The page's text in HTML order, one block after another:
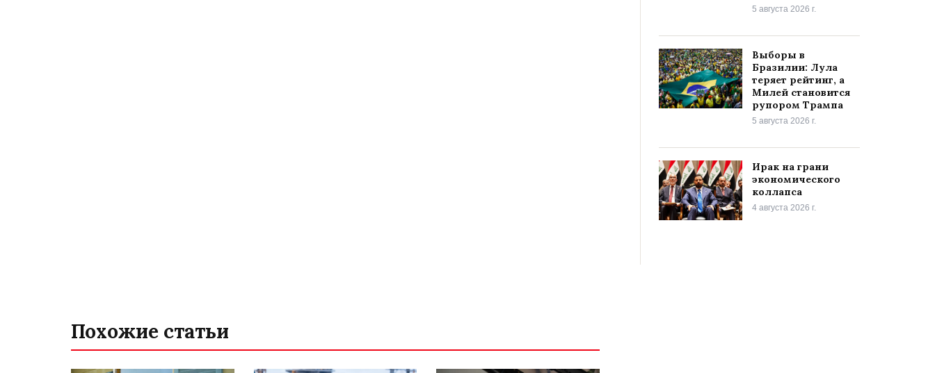
5 августа 2026 г.
Выборы в
Бразилии: Лула
теряет рейтинг, а
Милей становится
рупором Трампа
5 августа 2026 г.
Ирак на грани
экономического
коллапса
4 августа 2026 г.
Похожие статьи